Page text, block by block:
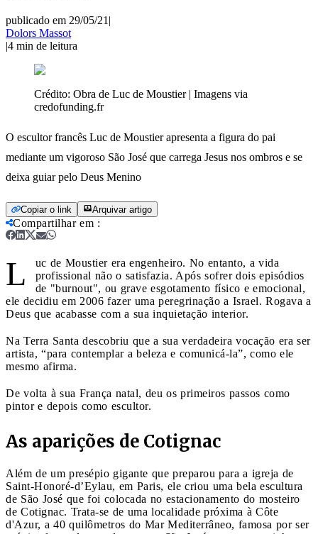
publicado em 29/05/21 |
Dolors Massot
|4 min de leitura
Crédito: Obra de Luc de Moustier | Imagens via
credofunding.fr
O escultor francês Luc de Moustier apresenta a figura do pai
mediante um vigoroso São José que carrega Jesus nos ombros e se
deixa guiar pelo Deus Menino
Copiar o link Arquivar artigo
Compartilhar em :
L
uc de Moustier era engenheiro. No entanto, a vida
profissional não o satisfazia. Após sofrer dois episódios
de "burnout", ou grave esgotamento físico e emocional,
ele decidiu em 2006 fazer uma peregrinação a Israel. Rogava a
Deus que acabasse com a sua inquietação interior.
Na Terra Santa descobriu que a sua verdadeira vocação era ser
artista, “para contemplar a beleza e comunicá-la”, como ele
mesmo afirma.
De volta à sua França natal, deu os primeiros passos como
pintor e depois como escultor.
As aparições de Cotignac
Além de um presépio gigante que preparou para a igreja de
Saint-Honoré-d’Eylau, em Paris, ele criou uma bela escultura
de São José que foi colocada no estacionamento do mosteiro
de Cotignac. Trata-se de uma localidade próxima à Côte
d'Azur, a 40 quilômetros do Mar Mediterrâneo, famosa por ser